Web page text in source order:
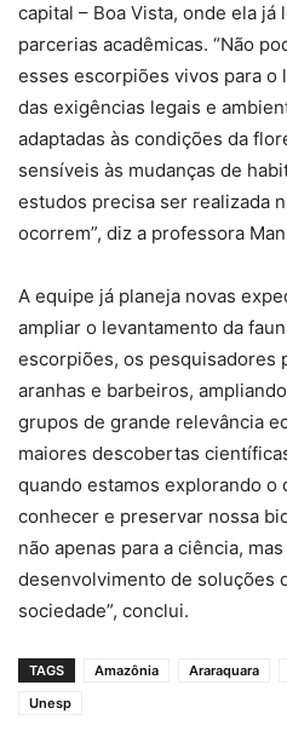
capital – Boa Vista, onde ela já
parcerias acadêmicas. “Não
esses escorpiões vivos para o
das exigências legais e
adaptadas às condições da
sensíveis às mudanças de
estudos precisa ser realizada
ocorrem”, diz a professora
A equipe já planeja novas
ampliar o levantamento da
escorpiões, os pesquisadores
aranhas e barbeiros,
grupos de grande relevância
maiores descobertas
quando estamos explorando o
conhecer e preservar nossa
não apenas para a ciência,
desenvolvimento de soluções
sociedade”, conclui.
TAGS Amazônia Araraquara
Unesp